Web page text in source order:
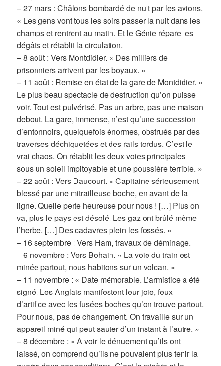
– 27 mars : Châlons bombardé de nuit par les avions.
« Les gens vont tous les soirs passer la nuit dans les
champs et rentrent au matin. Et le Génie répare les
dégâts et rétablit la circulation.
– 8 août : Vers Montdidier. « Des milliers de
prisonniers arrivent par les boyaux. »
– 11 août : Remise en état de la gare de Montdidier. «
Le plus beau spectacle de destruction qu’on puisse
voir. Tout est pulvérisé. Pas un arbre, pas une maison
debout. La gare, immense, n’est qu’une succession
d’entonnoirs, quelquefois énormes, obstrués par des
traverses déchiquetées et des rails tordus. C’est le
vrai chaos. On rétablit les deux voies principales
sous un soleil impitoyable et une poussière terrible. »
– 22 août : Vers Daucourt. « Capitaine sérieusement
blessé par une mitrailleuse boche, en avant de la
ligne. Quelle perte heureuse pour nous ! […] Plus on
va, plus le pays est désolé. Les gaz ont brûlé même
l’herbe. […] Des cadavres plein les fossés. »
– 16 septembre : Vers Ham, travaux de déminage.
– 6 novembre : Vers Bohain. « La voie du train est
minée partout, nous habitons sur un volcan. »
– 11 novembre : « Date mémorable. L’armistice a été
signé. Les Anglais manifestent leur joie, feux
d’artifice avec les fusées boches qu’on trouve partout.
Pour nous, pas de changement. On travaille sur un
appareil miné qui peut sauter d’un instant à l’autre. »
– 8 décembre : « A voir le dénuement qu’ils ont
laissé, on comprend qu’ils ne pouvaient plus tenir la